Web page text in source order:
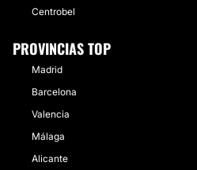
Centrobel
PROVINCIAS TOP
Madrid
Barcelona
Valencia
Málaga
Alicante